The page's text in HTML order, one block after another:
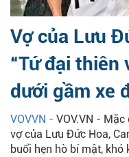
Vợ của Lưu
“Tứ đại thiên
dưới gầm xe
VOVVN - VOV.VN -
vợ của Lưu Đức Hoa,
buổi hẹn hò bí mật, khó